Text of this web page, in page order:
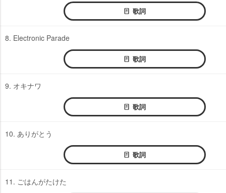
歌詞
8. Electronic Parade
歌詞
9. オキナワ
歌詞
10. ありがとう
歌詞
11. ごはんがたけた